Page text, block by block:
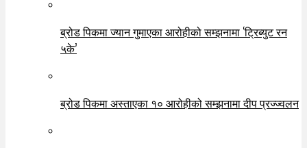
ब्रोड पिकमा ज्यान गुमाएका आरोहीको सम्झनामा ‘ट्रिब्युट रन
५के’
ब्रोड पिकमा अस्ताएका १० आरोहीको सम्झनामा दीप प्रज्ज्वलन